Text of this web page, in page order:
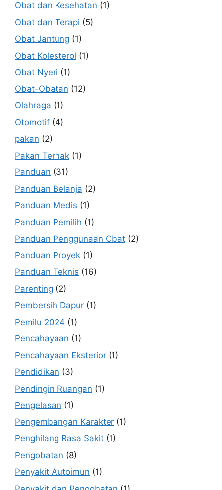
Obat dan Kesehatan (1)
Obat dan Terapi (5)
Obat Jantung (1)
Obat Kolesterol (1)
Obat Nyeri (1)
Obat-Obatan (12)
Olahraga (1)
Otomotif (4)
pakan (2)
Pakan Ternak (1)
Panduan (31)
Panduan Belanja (2)
Panduan Medis (1)
Panduan Pemilih (1)
Panduan Penggunaan Obat (2)
Panduan Proyek (1)
Panduan Teknis (16)
Parenting (2)
Pembersih Dapur (1)
Pemilu 2024 (1)
Pencahayaan (1)
Pencahayaan Eksterior (1)
Pendidikan (3)
Pendingin Ruangan (1)
Pengelasan (1)
Pengembangan Karakter (1)
Penghilang Rasa Sakit (1)
Pengobatan (8)
Penyakit Autoimun (1)